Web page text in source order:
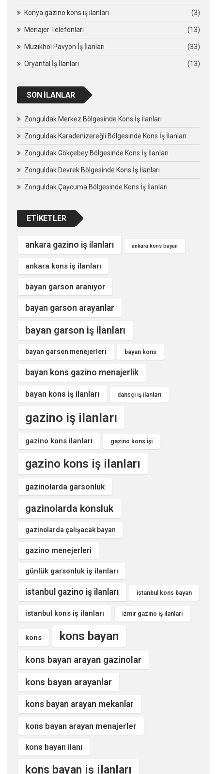
Konya gazino kons iş ilanları (3)
Menajer Telefonları (13)
Müzikhol Pavyon İş İlanları (33)
Oryantal İş İlanları (13)
SON İLANLAR
Zonguldak Merkez Bölgesinde Kons İş İlanları
Zonguldak Karadenizereğli Bölgesinde Kons İş İlanları
Zonguldak Gökçebey Bölgesinde Kons İş İlanları
Zonguldak Devrek Bölgesinde Kons İş İlanları
Zonguldak Çaycuma Bölgesinde Kons İş İlanları
ETIKETLER
ankara gazino iş ilanları ankara kons bayan
ankara kons iş ilanları
bayan garson aranıyor
bayan garson arayanlar
bayan garson iş ilanları
bayan garson menejerleri bayan kons
bayan kons gazino menajerlik
bayan kons iş ilanları dansçı iş ilanları
gazino iş ilanları
gazino kons ilanları gazino kons işi
gazino kons iş ilanları
gazinolarda garsonluk
gazinolarda konsluk
gazinolarda çalışacak bayan
gazino menejerleri
günlük garsonluk iş ilanları
istanbul gazino iş ilanları istanbul kons bayan
istanbul kons iş ilanları izmir gazino iş ilanları
kons kons bayan
kons bayan arayan gazinolar
kons bayan arayanlar
kons bayan arayan mekanlar
kons bayan arayan menajerler
kons bayan ilanı
kons bayan iş ilanları